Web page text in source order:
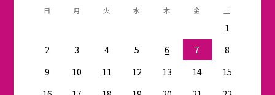
日 月 火 水 木 金 土
1
2
3 4 5 6 7
8
9
10 11 12 13 14
15